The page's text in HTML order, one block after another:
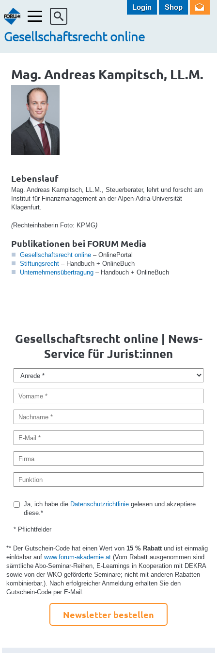
Menü
Gesellschaftsrecht online
Login Shop
Mag. Andreas Kampitsch, LL.M.
Lebenslauf
Mag. Andreas Kampitsch, LL.M., Steuerberater, lehrt und forscht am
Institut für Finanzmanagement an der Alpen-Adria-Universität
Klagenfurt.
(Rechteinhaberin Foto: KPMG)
Publikationen bei FORUM Media
Gesellschaftsrecht online– OnlinePortal
Stiftungsrecht– Handbuch + OnlineBuch
Unternehmensübertragung– Handbuch + OnlineBuch
Gesellschaftsrecht online | News-
Service für Jurist:innen
Ja, ich habe die Datenschutzrichtliniegelesen und akzeptiere
diese.*
* Pflichtfelder
** Der Gutschein-Code hat einen Wert von 15 % Rabatt und ist einmalig
einlösbar auf www.forum-akademie.at(Vom Rabatt ausgenommen sind
sämtliche Abo-Seminar-Reihen, E-Learnings in Kooperation mit DEKRA
sowie von der WKO geförderte Seminare; nicht mit anderen Rabatten
kombinierbar.). Nach erfolgreicher Anmeldung erhalten Sie den
Gutschein-Code per E-Mail.
Newsletter bestellen